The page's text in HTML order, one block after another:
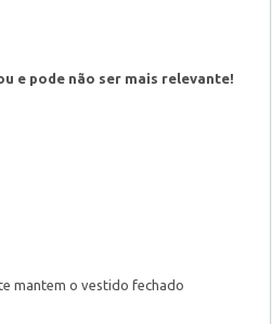
e pode não ser mais relevante!
mantem o vestido fechado